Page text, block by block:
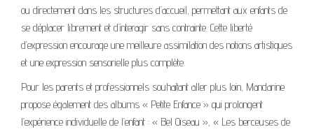
ou directement dans les structures d’accueil, permettant aux enfants de
se déplacer librement et d’interagir sans contrainte. Cette liberté
d’expression encourage une meilleure assimilation des notions artistiques
et une expression sensorielle plus complète.
Pour les parents et professionnels souhaitant aller plus loin, Mandarine
propose également des albums « Petite Enfance » qui prolongent
l’expérience individuelle de l’enfant : « Bel Oiseau », « Les berceuses de